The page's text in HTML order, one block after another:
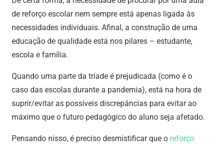
de reforço escolar nem sempre está apenas ligada às
necessidades individuais. Afinal, a construção de uma
educação de qualidade está nos pilares – estudante,
escola e família.
Quando uma parte da tríade é prejudicada (como é o
caso das escolas durante a pandemia), está na hora de
suprir/evitar as possíveis discrepâncias para evitar ao
máximo que o futuro pedagógico do aluno seja afetado.
Pensando nisso, é preciso desmistificar que o reforço